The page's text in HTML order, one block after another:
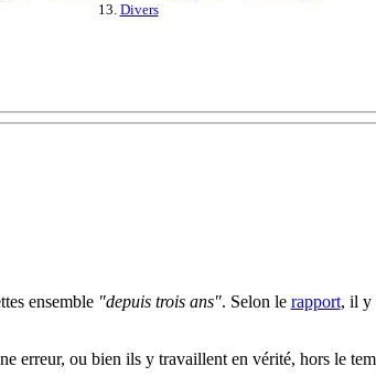
13. Divers
ensemble "depuis trois ans". Selon le rapport, il y
erreur, ou bien ils y travaillent en vérité, hors le